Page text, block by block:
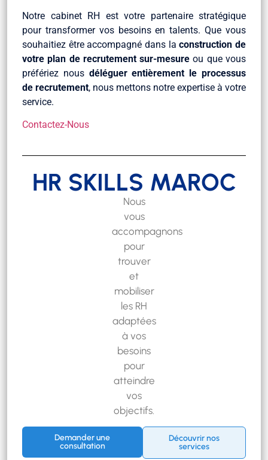
Notre cabinet RH est votre partenaire stratégique
pour transformer vos besoins en talents. Que vous
souhaitiez être accompagné dans laconstruction de
votre plan de recrutement sur-mesure ou que vous
préfériez nous déléguer entièrement le processus
de recrutement, nous mettons notre expertise à votre
service.
Contactez-Nous
HR SKILLS MAROC
Nous
vous
accompagnons
pour
trouver
et
mobiliser
les RH
adaptées
à vos
besoins
pour
atteindre
vos
objectifs.
Demander une
consultation
Découvrir nos
services